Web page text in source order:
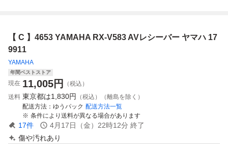
8690☆★ 検索
用：ヤマハ
【 C 】4653 YAMAHA RX-V583 AVレシーバー ヤマハ 17
9911
YAMAHA
年間ベストストア
現在 11,005円
（税込）
送料 東京都は1,830円
（税込）（離島を除く）
配送方法
ゆうパック 配送方法一覧
条件により送料が異なる場合があります
17件 4月17日（金）22時12分 終了
傷や汚れあり